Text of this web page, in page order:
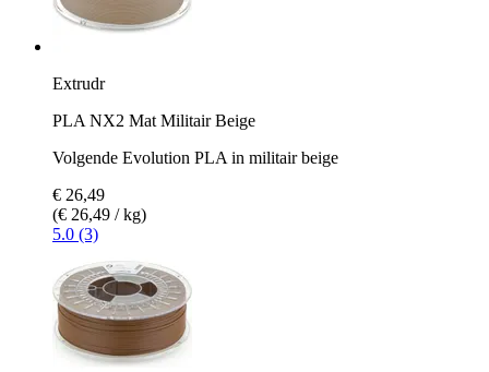
Extrudr
PLA NX2 Mat Militair Beige
Volgende Evolution PLA in militair beige
€ 26,49
(€ 26,49 / kg)
5.0 (3)